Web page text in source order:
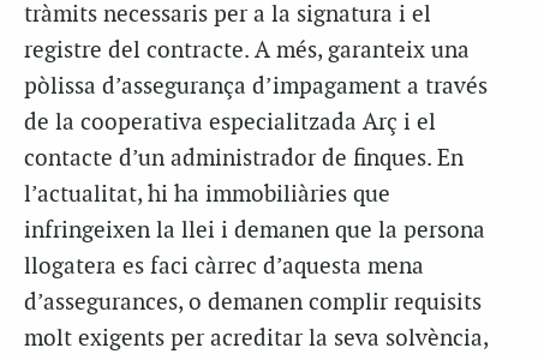
tràmits necessaris per a la signatura i el
registre del contracte. A més, garanteix una
pòlissa d’assegurança d’impagament a través
de la cooperativa especialitzada Arç i el
contacte d’un administrador de finques. En
l’actualitat, hi ha immobiliàries que
infringeixen la llei i demanen que la persona
llogatera es faci càrrec d’aquesta mena
d’assegurances, o demanen complir requisits
molt exigents per acreditar la seva solvència,